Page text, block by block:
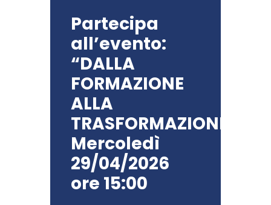
Partecipa
all’evento:
“DALLA
FORMAZIONE
ALLA
TRASFORMAZIONE”
Mercoledì
29/04/2026
ore 15:00